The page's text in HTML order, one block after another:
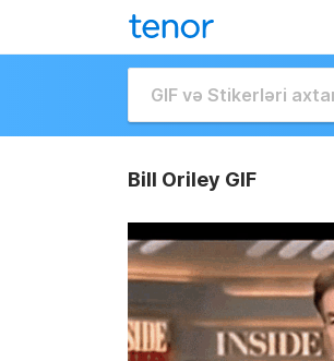
Bill Oriley GIF